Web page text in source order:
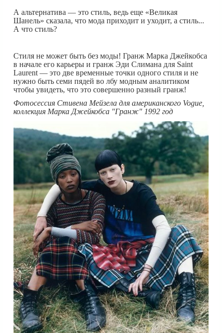
А альтернатива — это стиль, ведь еще «Великая
Шанель» сказала, что мода приходит и уходит, а стиль...
А что стиль?
Стиля не может быть без моды! Гранж Марка Джейкобса
в начале его карьеры и гранж Эди Cлимана для Saint
Laurent — это две временные точки одного стиля и не
нужно быть семи пядей во лбу модным аналитиком
чтобы увидеть, что это совершенно разный гранж!
Фотосессия Стивена Мейзела для американского Vogue,
коллекция Марка Джейкобса "Гранж" 1992 год